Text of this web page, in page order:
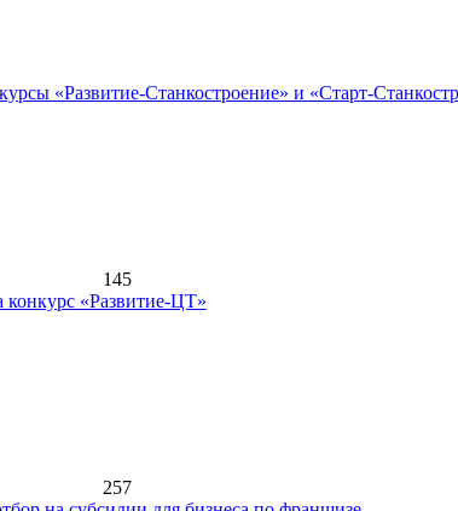
«Развитие-Станкостроение» и «Старт-
145
конкурс «Развитие-ЦТ»
257